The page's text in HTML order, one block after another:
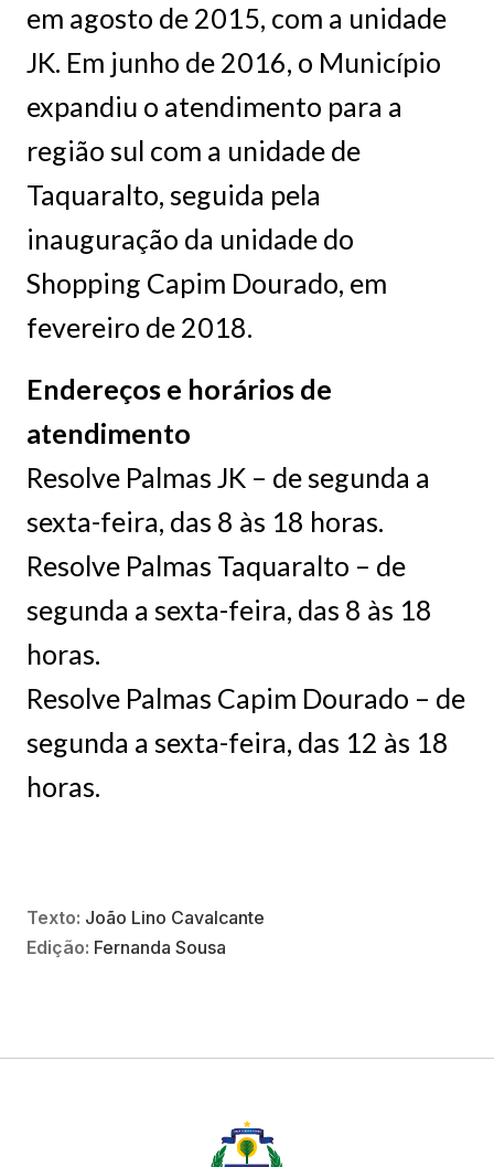
em agosto de 2015, com a unidade
JK. Em junho de 2016, o Município
expandiu o atendimento para a
região sul com a unidade de
Taquaralto, seguida pela
inauguração da unidade do
Shopping Capim Dourado, em
fevereiro de 2018.
Endereços e horários de
atendimento
Resolve Palmas JK – de segunda a
sexta-feira, das 8 às 18 horas.
Resolve Palmas Taquaralto – de
segunda a sexta-feira, das 8 às 18
horas.
Resolve Palmas Capim Dourado – de
segunda a sexta-feira, das 12 às 18
horas.
Texto: João Lino Cavalcante
Edição: Fernanda Sousa